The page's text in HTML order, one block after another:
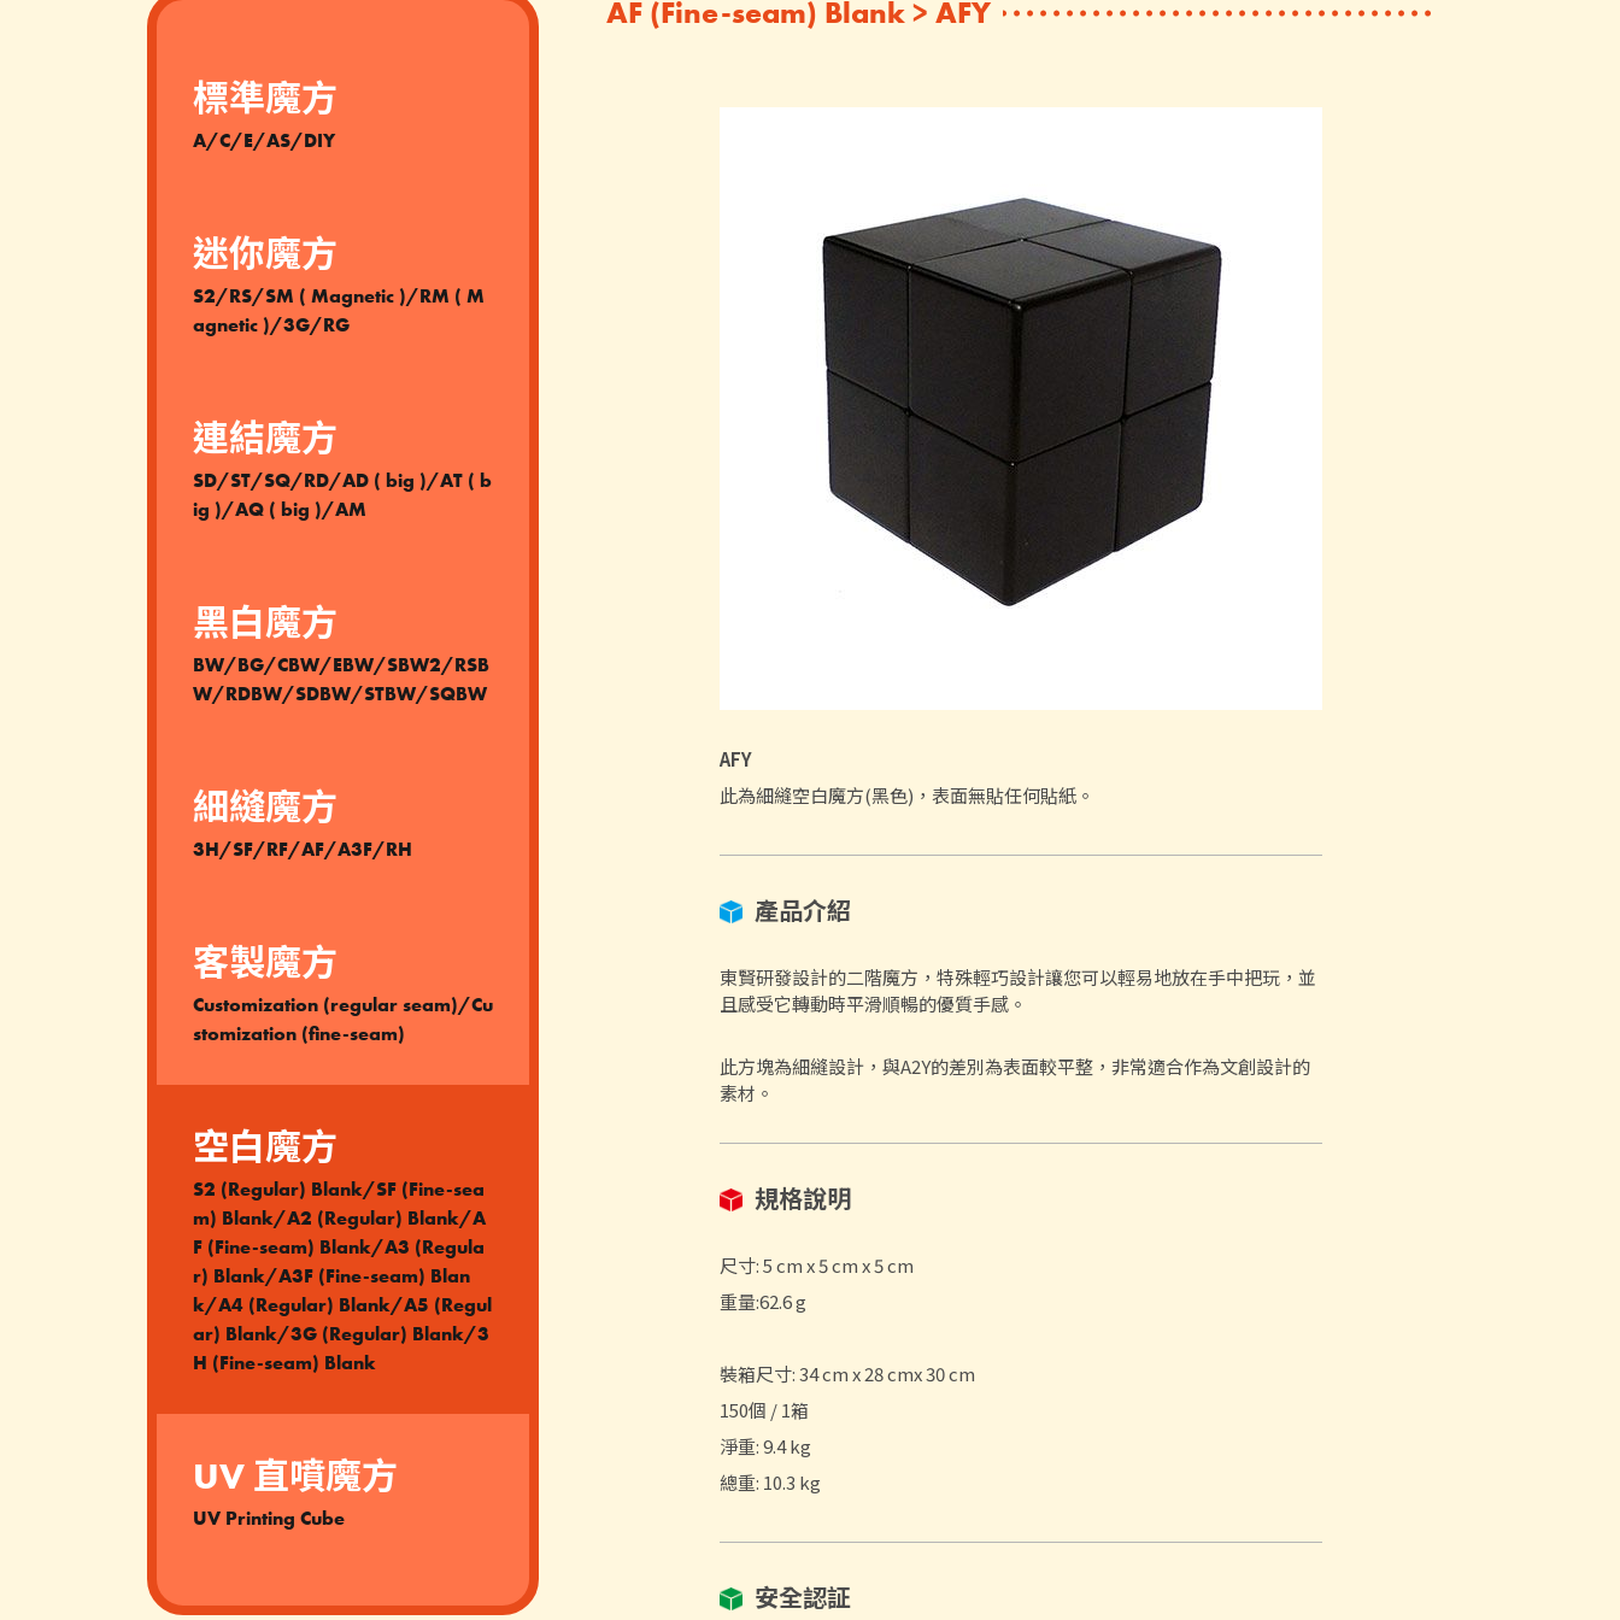
AF (Fine-seam) Blank > AFY
AFY
此為細縫空白魔方(黑色)，表面無貼任何貼紙。
產品介紹
東賢研發設計的二階魔方，特殊輕巧設計讓您可以輕易地放在手中把玩，並
且感受它轉動時平滑順暢的優質手感。
此方塊為細縫設計，與A2Y的差別為表面較平整，非常適合作為文創設計的
素材。
規格說明
尺寸: 5 cm x 5 cm x 5 cm
重量:62.6 g
裝箱尺寸: 34 cm x 28 cmx 30 cm
150個 / 1箱
淨重: 9.4 kg
總重: 10.3 kg
安全認証
標準魔方
A/C/E/AS/DIY
迷你魔方
S2/RS/SM ( Magnetic )/RM ( M
agnetic )/3G/RG
連結魔方
SD/ST/SQ/RD/AD ( big )/AT ( b
ig )/AQ ( big )/AM
黑白魔方
BW/BG/CBW/EBW/SBW2/RSB
W/RDBW/SDBW/STBW/SQBW
細縫魔方
3H/SF/RF/AF/A3F/RH
客製魔方
Customization (regular seam)/Cu
stomization (fine-seam)
空白魔方
S2 (Regular) Blank/SF (Fine-sea
m) Blank/A2 (Regular) Blank/A
F (Fine-seam) Blank/A3 (Regula
r) Blank/A3F (Fine-seam) Blan
k/A4 (Regular) Blank/A5 (Regul
ar) Blank/3G (Regular) Blank/3
H (Fine-seam) Blank
UV 直噴魔方
UV Printing Cube